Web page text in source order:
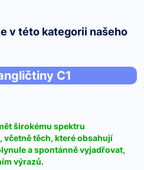
v této kategorii našeho
C1
širokému spektru
těch, které obsahují
a spontánně vyjadřovat,
výrazů.